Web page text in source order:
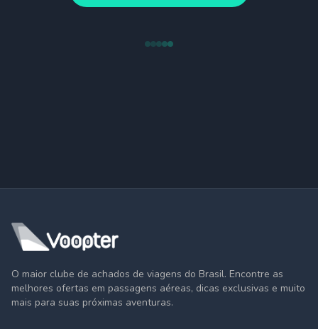
O maior clube de achados de viagens do Brasil. Encontre as
melhores ofertas em passagens aéreas, dicas exclusivas e muito
mais para suas próximas aventuras.